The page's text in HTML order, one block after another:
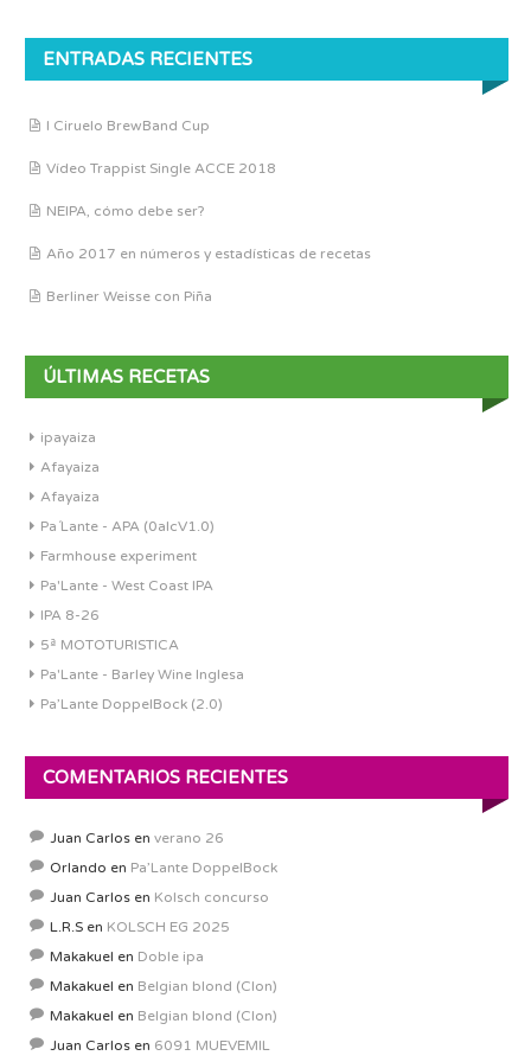
ENTRADAS RECIENTES
I Ciruelo BrewBand Cup
Vídeo Trappist Single ACCE 2018
NEIPA, cómo debe ser?
Año 2017 en números y estadísticas de recetas
Berliner Weisse con Piña
ÚLTIMAS RECETAS
ipayaiza
Afayaiza
Afayaiza
Pa´Lante - APA (0alcV1.0)
Farmhouse experiment
Pa'Lante - West Coast IPA
IPA 8-26
5ª MOTOTURISTICA
Pa'Lante - Barley Wine Inglesa
Pa’Lante DoppelBock (2.0)
COMENTARIOS RECIENTES
Juan Carlos en verano 26
Orlando en Pa’Lante DoppelBock
Juan Carlos en Kolsch concurso
L.R.S en KOLSCH EG 2025
Makakuel en Doble ipa
Makakuel en Belgian blond (Clon)
Makakuel en Belgian blond (Clon)
Juan Carlos en 6091 MUEVEMIL